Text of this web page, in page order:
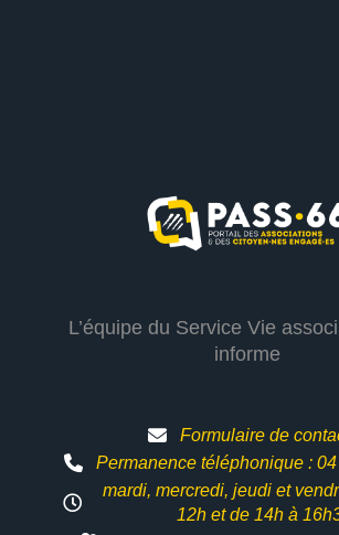
L’équipe du Service Vie
informe
Formulaire de
Permanence téléphonique :
mardi, mercredi, jeudi et
12h etde 14h à